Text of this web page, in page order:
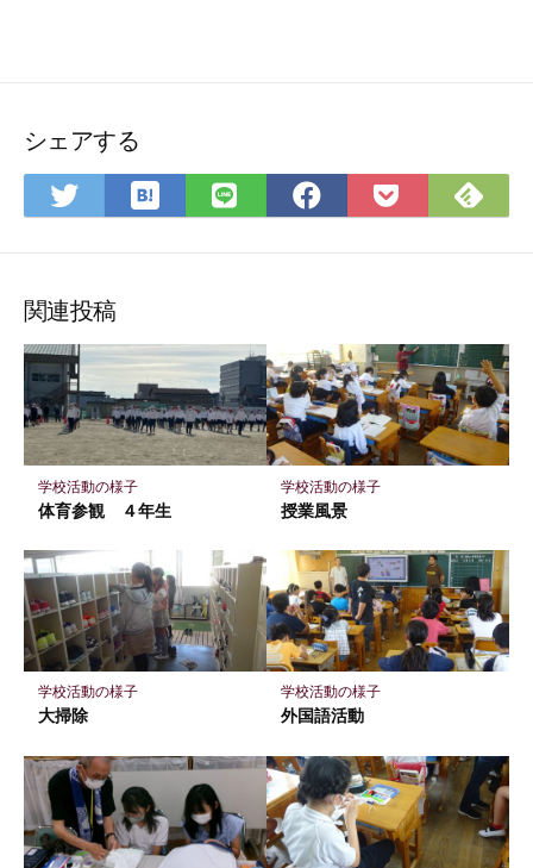
シェアする
Twitter
ェ
ア
は
ッ
ク
マ
ー
ク
に
保
LINE
ア
Facebook
Pocket
Feedly
関連投稿
学校活動の様子
体育参観 ４年生
学校活動の様子
授業風景
学校活動の様子
大掃除
学校活動の様子
外国語活動